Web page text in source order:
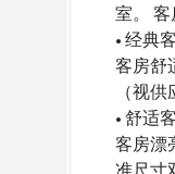
室。 客
• 经典
客房舒
（视
• 舒适
客房漂